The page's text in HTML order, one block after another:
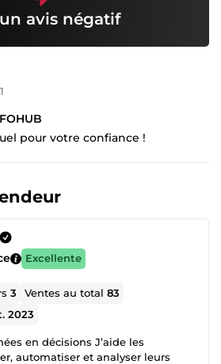
avis négatif
pour votre confiance !
Excellente
3 Ventes au total83
2023
en décisions J’aide les
automatiser et analyser leurs